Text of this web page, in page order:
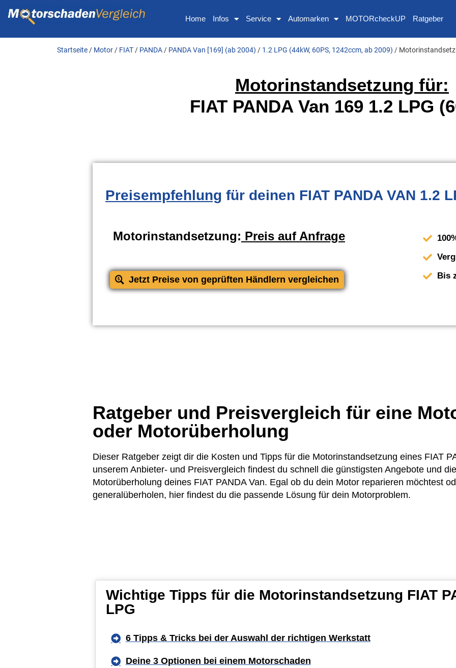
Home Infos Service Automarken MOTORcheckUP Ratgeber
Startseite / Motor / FIAT / PANDA / PANDA Van [169] (ab 2004) / 1.2 LPG (44kW, 60PS, 1242ccm, ab 2009) /
Motorinstandsetzung für:
FIAT PANDA Van 169 1.2 LPG
Preisempfehlung für deinen FIAT PANDA VAN 1.2
Motorinstandsetzung: Preis auf Anfrage
Jetzt Preise von geprüften Händlern vergleichen
Bis
Ratgeber und Preisvergleich für eine
oder Motorüberholung
Dieser Ratgeber zeigt dir die Kosten und Tipps für die Motorinstandsetzung eines FIAT
unserem Anbieter- und Preisvergleich findest du schnell die günstigsten Angebote und
Motorüberholung deines FIAT PANDA Van. Egal ob du dein Motor reparieren möchtest
generalüberholen, hier findest du die passende Lösung für dein Motorproblem.
Wichtige Tipps für die Motorinstandsetzung FIAT
LPG
6 Tipps & Tricks bei der Auswahl der richtigen Werkstatt
Deine 3 Optionen bei einem Motorschaden